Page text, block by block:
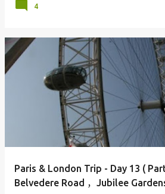
4
Paris & London Trip - Day 13 (
Belvedere Road ，Jubilee